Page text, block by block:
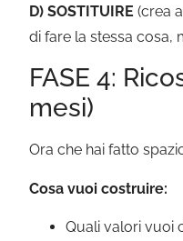
D) SOSTITUIRE (crea
di fare la stessa cosa,
FASE 4:
mesi)
Ora che hai fatto
Cosa vuoi costruire:
Quali valori vuoi